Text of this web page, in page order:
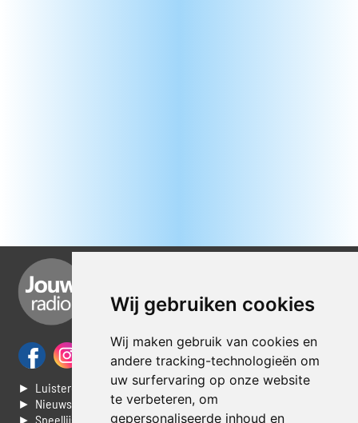
Wij gebruiken cookies
Wij maken gebruik van cookies en
andere tracking-technologieën om
uw surfervaring op onze website
te verbeteren, om
gepersonaliseerde inhoud en
► Luisteren naar Jouwradio
► Nieuws
► Speellijst